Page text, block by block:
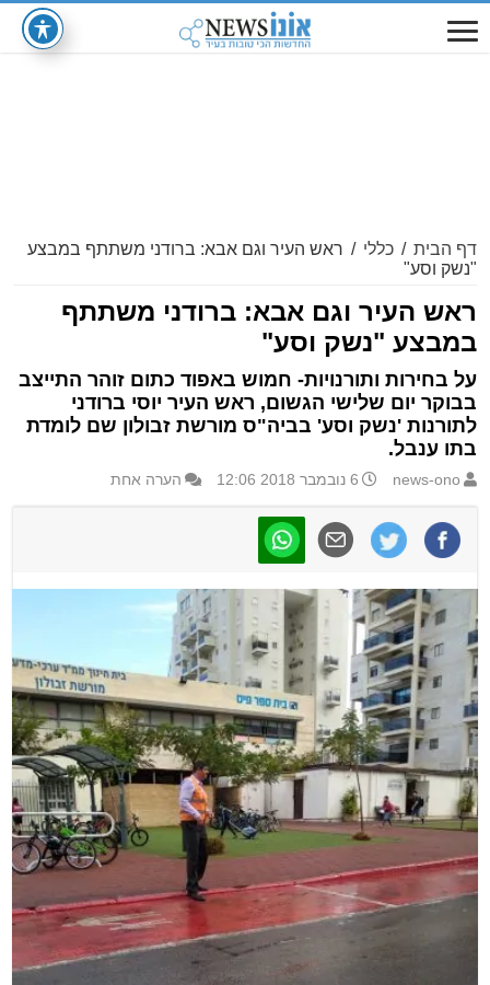
דף הבית / כללי / ראש העיר וגם אבא: ברודני משתתף במבצע
"נשק וסע"
ראש העיר וגם אבא: ברודני משתתף
במבצע "נשק וסע"
על בחירות ותורנויות- חמוש באפוד כתום זוהר התייצב
בבוקר יום שלישי הגשום, ראש העיר יוסי ברודני
לתורנות 'נשק וסע' בביה"ס מורשת זבולון שם לומדת
בתו ענבל.
news-ono 6 נובמבר 2018 12:06 הערה אחת